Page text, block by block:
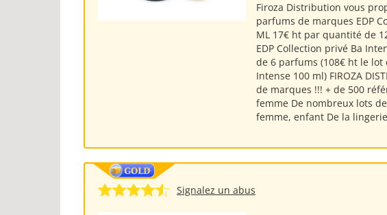
Firoza Distribution vous
parfums de marques EDP
ML 17€ ht par quantité de
EDP Collection privé Ba
de 6 parfums (108€ ht le lot
Intense 100 ml) FIROZA
de marques !!! + de 500
femme De nombreux lots
femme, enfant De la
Signalez un abus